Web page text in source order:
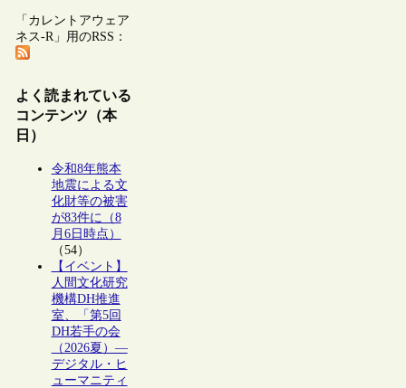
「カレントアウェア
ネス-R」用のRSS：
よく読まれている
コンテンツ（本
日）
令和8年熊本
地震による文
化財等の被害
が83件に（8
月6日時点）
（54）
【イベント】
人間文化研究
機構DH推進
室、「第5回
DH若手の会
（2026夏）―
デジタル・ヒ
ューマニティ